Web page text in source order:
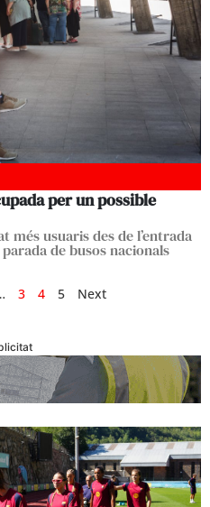
per un possible
més usuaris des de l’entrada
de busos nacionals
3 4 5 Next